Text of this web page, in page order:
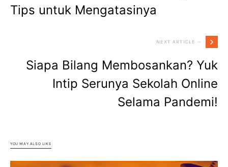
Tips untuk Mengatasinya
NEXT ARTICLE —
Siapa Bilang Membosankan? Yuk
Intip Serunya Sekolah Online
Selama Pandemi!
YOU MAY ALSO LIKE